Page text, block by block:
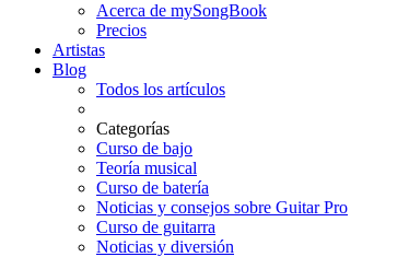
Acerca de mySongBook
Precios
Artistas
Blog
Todos los artículos
Categorías
Curso de bajo
Teoría musical
Curso de batería
Noticias y consejos sobre Guitar Pro
Curso de guitarra
Noticias y diversión